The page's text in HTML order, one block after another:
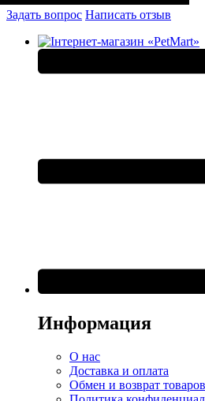
Задать вопрос Написать отзыв
Информация
О нас
Доставка и оплата
Обмен и возврат товаров